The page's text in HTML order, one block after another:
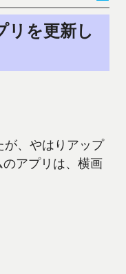
リを更新し
が、やはりアップ
アプリは、横画